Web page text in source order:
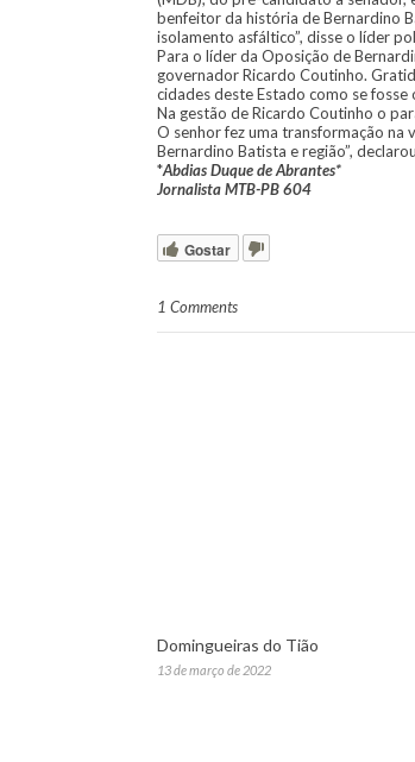
benfeitor da história de Bernardino
isolamento asfáltico”, disse o líder
Para o líder da Oposição de
governador Ricardo Coutinho.
cidades deste Estado como se
Na gestão de Ricardo Coutinho o
O senhor fez uma transformação na
Bernardino Batista e região”,
*Abdias Duque de Abrantes*
Jornalista MTB-PB 604
Gostar
1 Comments
Domingueiras do Tião
13 de março de 2022